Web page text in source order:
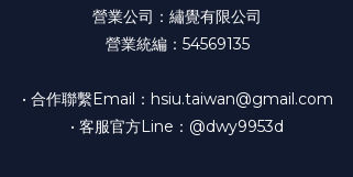
營業公司：繡覺有限公司
營業統編：54569135
• 合作聯繫Email：hsiu.taiwan@gmail.com
• 客服官方Line：@dwy9953d